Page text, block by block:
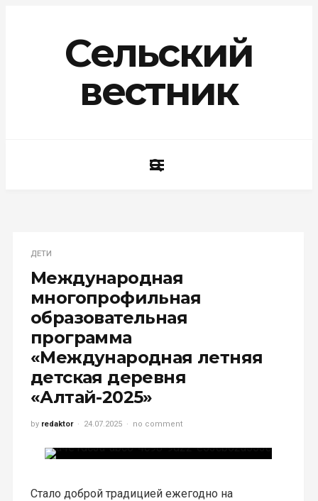
Сельский
вестник
ДЕТИ
Международная
многопрофильная
образовательная
программа
«Международная летняя
детская деревня
«Алтай-2025»
by redaktor 24.07.2025 no comment
Стало доброй традицией ежегодно на